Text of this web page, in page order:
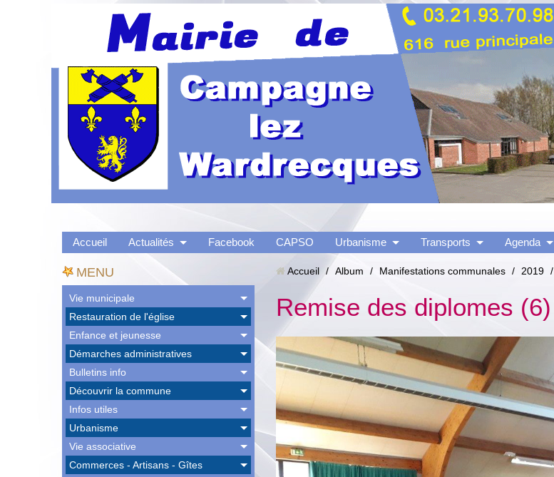
Accueil Actualités Facebook CAPSO Urbanisme Transports Agenda
MENU
Vie municipale
Restauration de l'église
Enfance et jeunesse
Démarches administratives
Bulletins info
Découvrir la commune
Infos utiles
Urbanisme
Vie associative
Commerces - Artisans - Gîtes
Accueil / Album / Manifestations communales / 2019 /
Remise des diplomes (6)